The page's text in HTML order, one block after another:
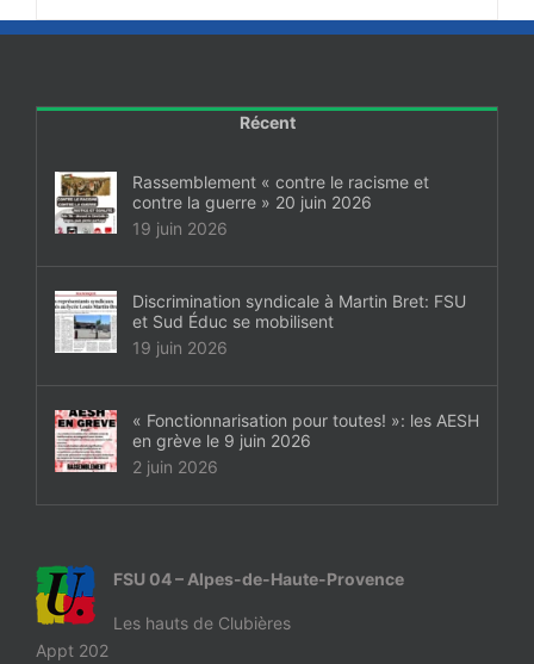
Récent
Rassemblement « contre le racisme et
contre la guerre » 20 juin 2026
19 juin 2026
Discrimination syndicale à Martin Bret: FSU
et Sud Éduc se mobilisent
19 juin 2026
« Fonctionnarisation pour toutes! »: les AESH
en grève le 9 juin 2026
2 juin 2026
FSU 04 – Alpes-de-Haute-Provence
Les hauts de Clubières
Appt 202